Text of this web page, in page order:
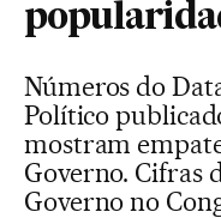
Números do
Político
mostram
Governo. Cifras
Governo no